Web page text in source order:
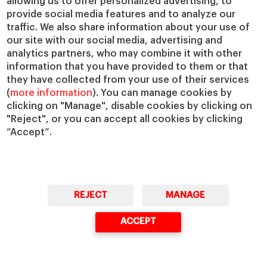
provide social media features and to analyze our
traffic. We also share information about your use of
our site with our social media, advertising and
analytics partners, who may combine it with other
information that you have provided to them or that
they have collected from your use of their services
(more information). You can manage cookies by
clicking on "Manage", disable cookies by clicking on
"Reject", or you can accept all cookies by clicking
“Accept”.
REJECT MANAGE
ACCEPT
2024).